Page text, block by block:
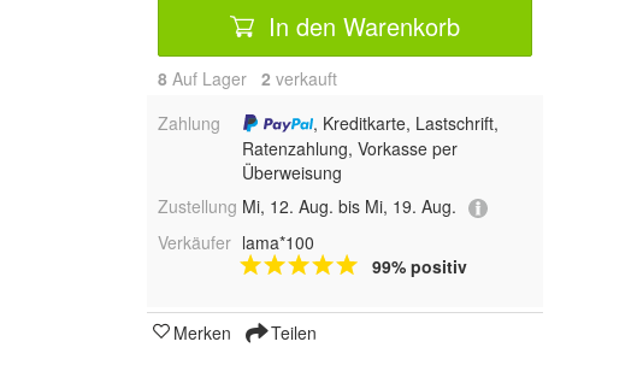
In den Warenkorb
8 Auf Lager 2 verkauft
Zahlung
, Kreditkarte, Lastschrift,
Ratenzahlung, Vorkasse per
Überweisung
Zustellung Mi, 12. Aug. bis Mi, 19. Aug.
Verkäufer lama*100
99% positiv
Merken Teilen